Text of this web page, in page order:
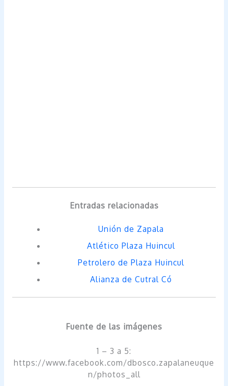
Entradas relacionadas
Unión de Zapala
Atlético Plaza Huincul
Petrolero de Plaza Huincul
Alianza de Cutral Có
Fuente de las imágenes
1 – 3 a 5:
https://www.facebook.com/dbosco.zapalaneuque
n/photos_all